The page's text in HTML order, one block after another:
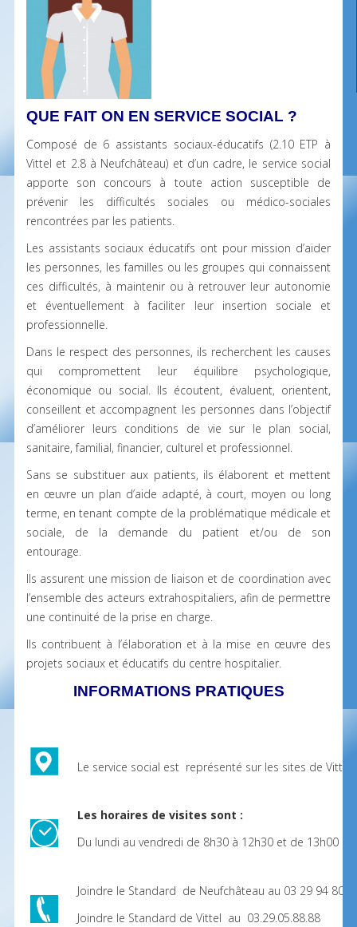
QUE FAIT ON EN SERVICE SOCIAL ?
Composé de 6 assistants sociaux-éducatifs (2.10 ETP à
Vittel et 2.8 à Neufchâteau) et d’un cadre, le service social
apporte son concours à toute action susceptible de
prévenir les difficultés sociales ou médico-sociales
rencontrées par les patients.
Les assistants sociaux éducatifs ont pour mission d’aider
les personnes, les familles ou les groupes qui connaissent
ces difficultés, à maintenir ou à retrouver leur autonomie
et éventuellement à faciliter leur insertion sociale et
professionnelle.
Dans le respect des personnes, ils recherchent les causes
qui compromettent leur équilibre psychologique,
économique ou social. Ils écoutent, évaluent, orientent,
conseillent et accompagnent les personnes dans l’objectif
d’améliorer leurs conditions de vie sur le plan social,
sanitaire, familial, financier, culturel et professionnel.
Sans se substituer aux patients, ils élaborent et mettent
en œuvre un plan d’aide adapté, à court, moyen ou long
terme, en tenant compte de la problématique médicale et
sociale, de la demande du patient et/ou de son
entourage.
Ils assurent une mission de liaison et de coordination avec
l’ensemble des acteurs extrahospitaliers, afin de permettre
une continuité de la prise en charge.
Ils contribuent à l’élaboration et à la mise en œuvre des
projets sociaux et éducatifs du centre hospitalier.
INFORMATIONS PRATIQUES
Le service social est représenté sur les sites de Vittel
Les horaires de visites sont :
Du lundi au vendredi de 8h30 à 12h30 et de 13h00 à
Joindre le Standard de Neufchâteau au 03 29 94 80
Joindre le Standard de Vittel au 03.29.05.88.88